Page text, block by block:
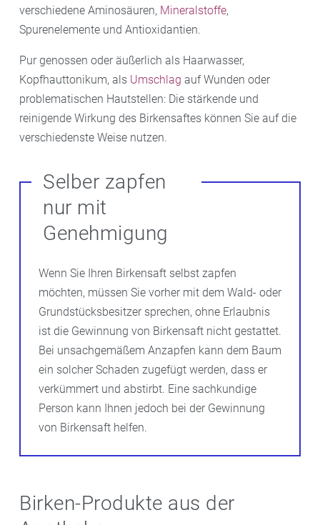
verschiedene Aminosäuren, Mineralstoffe,
Spurenelemente und Antioxidantien.
Pur genossen oder äußerlich als Haarwasser,
Kopfhauttonikum, als Umschlag auf Wunden oder
problematischen Hautstellen: Die stärkende und
reinigende Wirkung des Birkensaftes können Sie auf die
verschiedenste Weise nutzen.
Selber zapfen
nur mit
Genehmigung
Wenn Sie Ihren Birkensaft selbst zapfen
möchten, müssen Sie vorher mit dem Wald- oder
Grundstücksbesitzer sprechen, ohne Erlaubnis
ist die Gewinnung von Birkensaft nicht gestattet.
Bei unsachgemäßem Anzapfen kann dem Baum
ein solcher Schaden zugefügt werden, dass er
verkümmert und abstirbt. Eine sachkundige
Person kann Ihnen jedoch bei der Gewinnung
von Birkensaft helfen.
Birken-Produkte aus der